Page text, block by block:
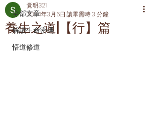
全部文章
解讀生命密碼
悟道修道
養生之道|【行】篇
覚明321
2024年3月6日 讀畢需時 3 分鐘